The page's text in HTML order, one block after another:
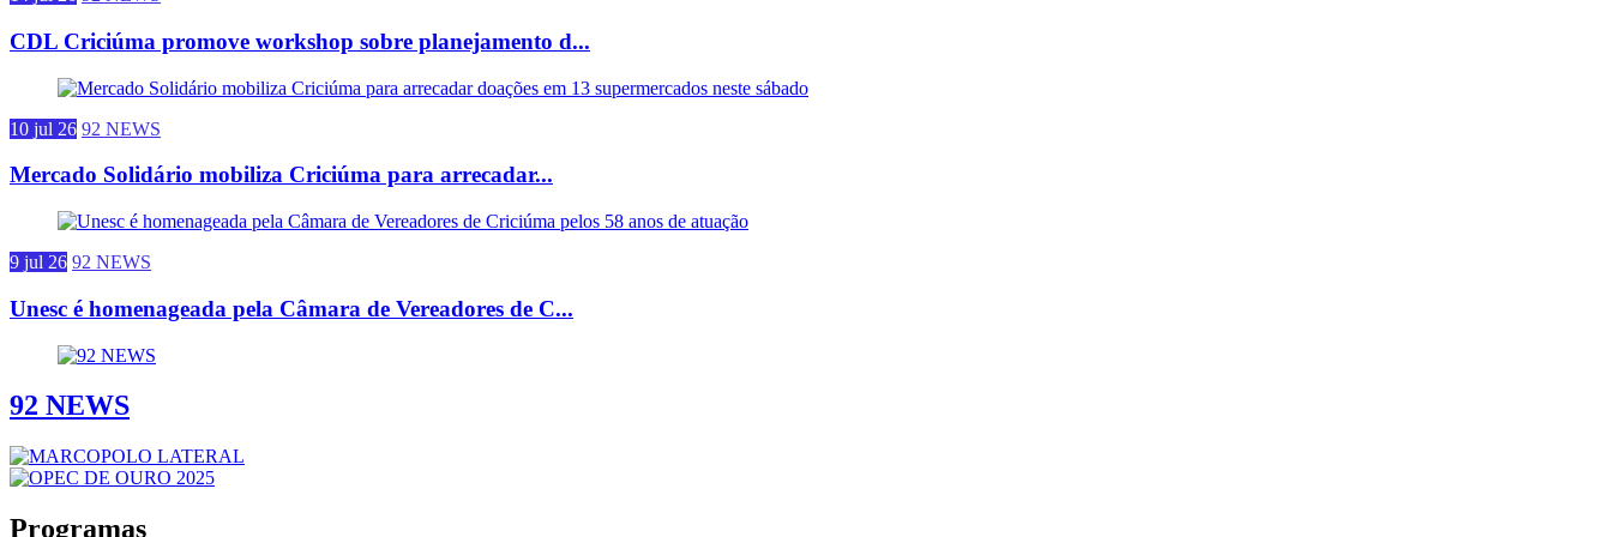
CDL Criciúma promove workshop sobre planejamento d...
10 jul 26 92 NEWS
Mercado Solidário mobiliza Criciúma para arrecadar...
9 jul 26 92 NEWS
Unesc é homenageada pela Câmara de Vereadores de C...
92 NEWS
Programas